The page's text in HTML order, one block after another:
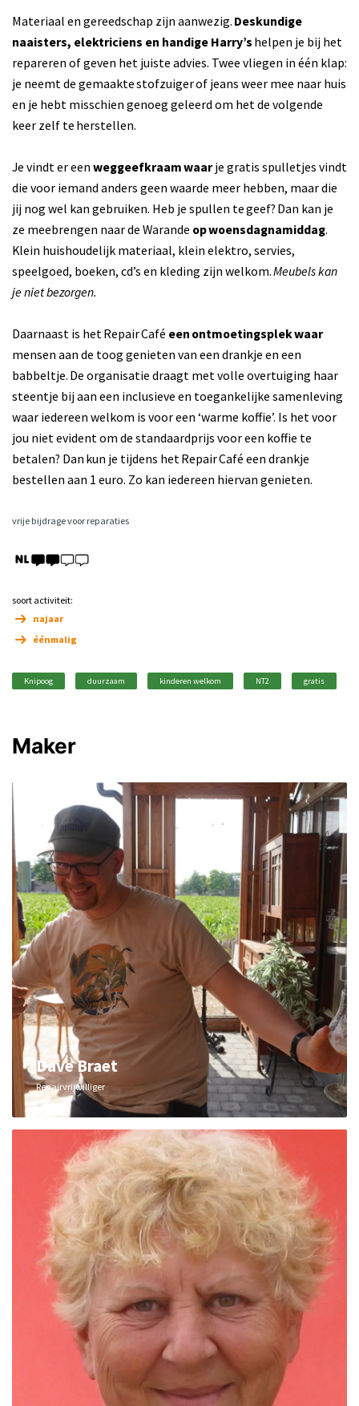
Materiaal en gereedschap zijn aanwezig. Deskundige
naaisters, elektriciens en handige Harry’s helpen je bij het
repareren of geven het juiste advies. Twee vliegen in één klap:
je neemt de gemaakte stofzuiger of jeans weer mee naar huis
en je hebt misschien genoeg geleerd om het de volgende
keer zelf te herstellen.
Je vindt er een weggeefkraam waarje gratis spulletjes vindt
die voor iemand anders geen waarde meer hebben, maar die
jij nog wel kan gebruiken. Heb je spullen te geef? Dan kan je
ze meebrengen naar de Warande op woensdagnamiddag.
Klein huishoudelijk materiaal, klein elektro, servies,
speelgoed, boeken, cd’s en kleding zijn welkom.Meubels kan
je niet bezorgen.
Daarnaast is het Repair Café een ontmoetingsplek waar
mensen aan de toog genieten van een drankje en een
babbeltje. De organisatie draagt met volle overtuiging haar
steentje bij aan een inclusieve en toegankelijke samenleving
waar iedereen welkom is voor een ‘warme koffie’. Is het voor
jou niet evident om de standaardprijs voor een koffie te
betalen? Dan kun je tijdens het Repair Café een drankje
bestellen aan 1 euro. Zo kan iedereen hiervan genieten.
vrije bijdrage voor reparaties
soort activiteit:
najaar
éénmalig
Knipoog duurzaam kinderen welkom NT2 gratis
Maker
Dave Braet
Repairvrijwilliger